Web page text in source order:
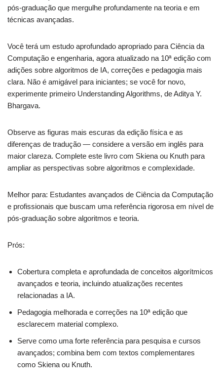
pós-graduação que mergulhe profundamente na teoria e em
técnicas avançadas.
Você terá um estudo aprofundado apropriado para Ciência da
Computação e engenharia, agora atualizado na 10ª edição com
adições sobre algoritmos de IA, correções e pedagogia mais
clara. Não é amigável para iniciantes; se você for novo,
experimente primeiro Understanding Algorithms, de Aditya Y.
Bhargava.
Observe as figuras mais escuras da edição física e as
diferenças de tradução — considere a versão em inglês para
maior clareza. Complete este livro com Skiena ou Knuth para
ampliar as perspectivas sobre algoritmos e complexidade.
Melhor para: Estudantes avançados de Ciência da Computação
e profissionais que buscam uma referência rigorosa em nível de
pós-graduação sobre algoritmos e teoria.
Prós:
Cobertura completa e aprofundada de conceitos algorítmicos
avançados e teoria, incluindo atualizações recentes
relacionadas a IA.
Pedagogia melhorada e correções na 10ª edição que
esclarecem material complexo.
Serve como uma forte referência para pesquisa e cursos
avançados; combina bem com textos complementares
como Skiena ou Knuth.